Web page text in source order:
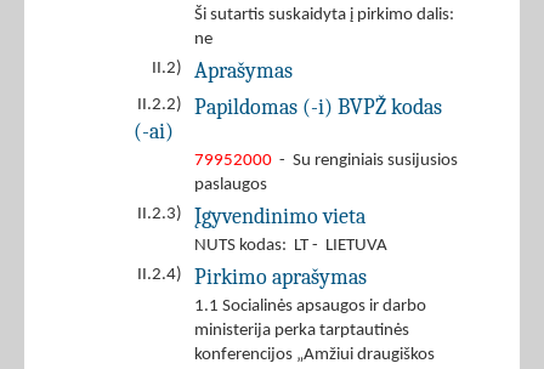
Ši sutartis suskaidyta į pirkimo dalis:
ne
II.2)
Aprašymas
II.2.2)
Papildomas (-i) BVPŽ kodas
(-ai)
79952000 - Su renginiais susijusios
paslaugos
II.2.3)
Įgyvendinimo vieta
NUTS kodas: LT - LIETUVA
II.2.4)
Pirkimo aprašymas
1.1 Socialinės apsaugos ir darbo
ministerija perka tarptautinės
konferencijos „Amžiui draugiškos